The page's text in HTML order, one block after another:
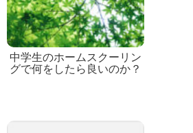
中学生のホームスクーリン
グで何をしたら良いのか？